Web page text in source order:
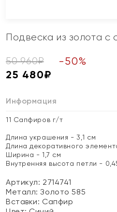
Подвеска из золота с
50 960₽ -50%
25 480₽
Информация
11 Сапфиров г/т
Длина украшения - 3,1 см
Длина декоративного
Ширина - 1,7 см
Внутренняя высота петли -
Артикул: 2714741
Металл:Золото 585
Вставки: Сапфир